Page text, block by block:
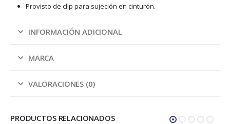
Provisto de clip para sujeción en cinturón.
INFORMACIÓN ADICIONAL
MARCA
VALORACIONES (0)
PRODUCTOS RELACIONADOS